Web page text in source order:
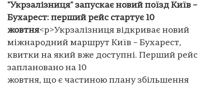
"Укрзалізниця" запускає новий поїзд Київ –
Бухарест: перший рейс стартує 10
жовтня<p>Укрзалізниця відкриває новий
міжнародний маршрут Київ – Бухарест,
квитки на який вже доступні. Перший рейс
заплановано на 10
жовтня, що є частиною плану збільшення